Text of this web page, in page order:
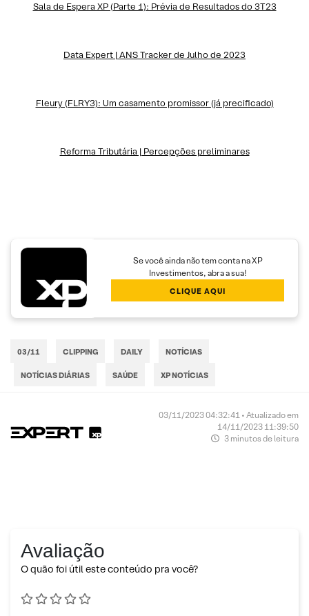
Sala de Espera XP (Parte 1): Prévia de Resultados do 3T23
Data Expert | ANS Tracker de Julho de 2023
Fleury (FLRY3): Um casamento promissor (já precificado)
Reforma Tributária | Percepções preliminares
Se você ainda não tem conta na XP
Investimentos, abra a sua!
CLIQUE AQUI
03/11 CLIPPING DAILY NOTÍCIAS
NOTÍCIAS DIÁRIAS SAÚDE XP NOTÍCIAS
03/11/2023 04:32:41 • Atualizado em
14/11/2023 11:39:50
3 minutos de leitura
Avaliação
O quão foi útil este conteúdo pra você?